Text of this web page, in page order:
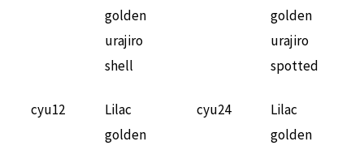
golden
urajiro
shell
golden
urajiro
spotted
cyu12
Lilac
golden
cyu24
Lilac
golden